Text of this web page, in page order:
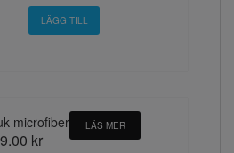
microfiber
kr
LÄS MER